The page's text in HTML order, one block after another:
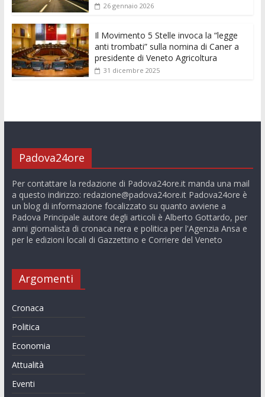
26 gennaio 2026
Il Movimento 5 Stelle invoca la “legge
anti trombati” sulla nomina di Caner a
presidente di Veneto Agricoltura
31 dicembre 2025
Padova24ore
Per contattare la redazione di Padova24ore.it manda una mail
a questo indirizzo: redazione@padova24ore.itPadova24ore è
un blog di informazione focalizzato su quanto avviene a
Padova Principale autore degli articoli è Alberto Gottardo, per
anni giornalista di cronaca nera e politica per l'Agenzia Ansa e
per le edizioni locali di Gazzettino e Corriere del Veneto
Argomenti
Cronaca
Politica
Economia
Attualità
Eventi